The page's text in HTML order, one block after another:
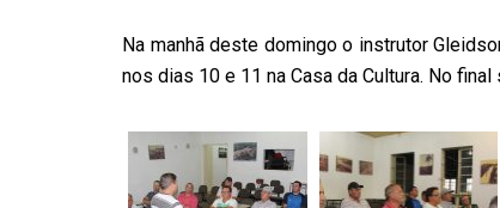
Na manhã deste domingo o instrutor
nos dias 10 e 11 na Casa da Cultura. No